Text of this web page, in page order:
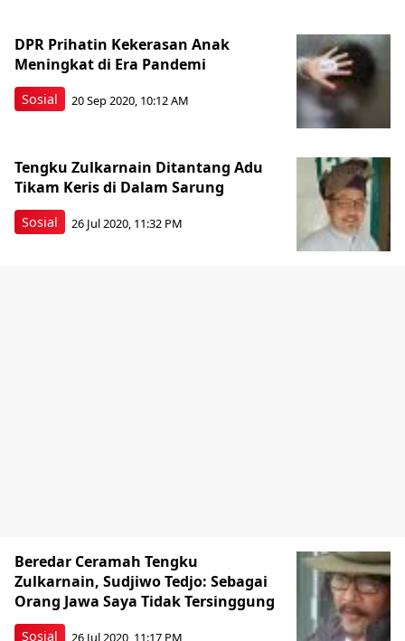
Sosial
DPR Prihatin Kekerasan Anak
Meningkat di Era Pandemi
20 Sep 2020, 10:12 AM
Sosial
Tengku Zulkarnain Ditantang Adu
Tikam Keris di Dalam Sarung
26 Jul 2020, 11:32 PM
Sosial
Beredar Ceramah Tengku
Zulkarnain, Sudjiwo Tedjo: Sebagai
Orang Jawa Saya Tidak Tersinggung
26 Jul 2020, 11:17 PM